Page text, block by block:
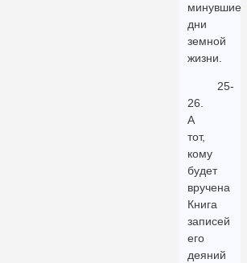
минувшие
дни
земной
жизни.
25-
26.
А
тот,
кому
будет
вручена
Книга
записей
его
деяний